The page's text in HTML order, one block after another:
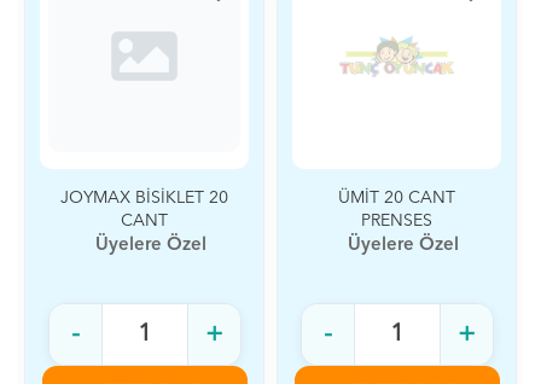
JOYMAX BİSİKLET 20
CANT
Üyelere Özel
- +
ÜMİT 20 CANT
PRENSES
Üyelere Özel
- +